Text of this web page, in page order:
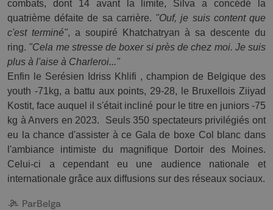
combats, dont 14 avant la limite, Silva a concédé la
quatrième défaite de sa carrière. "Ouf, je suis content que
c'est terminé", a soupiré Khatchatryan à sa descente du
ring. "Cela me stresse de boxer si près de chez moi. Je suis
plus à l'aise à Charleroi..."
Enfin le Serésien Idriss Khlifi , champion de Belgique des
youth -71kg, a battu aux points, 29-28, le Bruxellois Ziiyad
Kostit, face auquel il s'était incliné pour le titre en juniors -75
kg à Anvers en 2023.  Seuls 350 spectateurs privilégiés ont
eu la chance d'assister à ce Gala de boxe Col blanc dans
l'ambiance intimiste du magnifique Dortoir des Moines.
Celui-ci a cependant eu une audience nationale et
internationale grâce aux diffusions sur des réseaux sociaux.
ParBelga